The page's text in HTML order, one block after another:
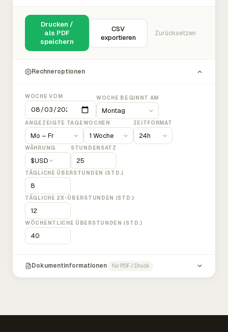
Drucken /
als PDF
speichern
CSV
exportieren
Zurücksetzen
Rechneroptionen
WOCHE VOM WOCHE BEGINNT AM
ANGEZEIGTE TAGEWOCHEN ZEITFORMAT
WÄHRUNG
$USD
STUNDENSATZ
TÄGLICHE ÜBERSTUNDEN (STD.)
TÄGLICHE 2X-ÜBERSTUNDEN (STD.)
WÖCHENTLICHE ÜBERSTUNDEN (STD.)
Dokumentinformationen für PDF / Druck